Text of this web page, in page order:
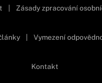
Zásady zpracování
Vymezení
Kontakt